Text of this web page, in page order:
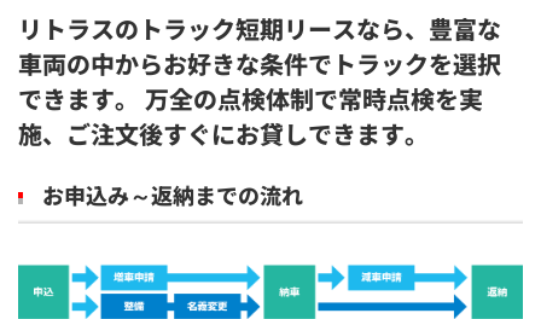
リトラスのトラック短期リースなら、豊富な
車両の中からお好きな条件でトラックを選択
できます。 万全の点検体制で常時点検を実
施、ご注文後すぐにお貸しできます。
お申込み～返納までの流れ